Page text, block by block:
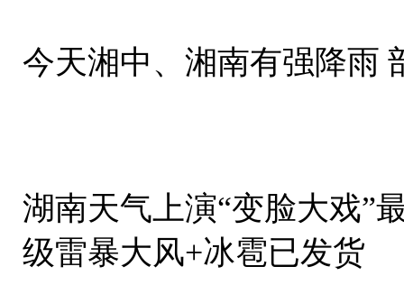
今天湘中、湘南有强降雨
湖南天气上演“变脸大戏”
级雷暴大风+冰雹已发货